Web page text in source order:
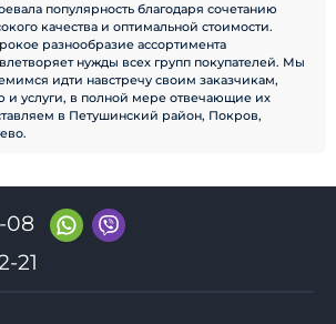
популярность благодаря сочетанию
качества и оптимальной стоимости.
разнообразие ассортимента
нужды всех групп покупателей. Мы
идти навстречу своим заказчикам,
и услуги, в полной мере отвечающие их
в Петушинский район, Покров,
08
21